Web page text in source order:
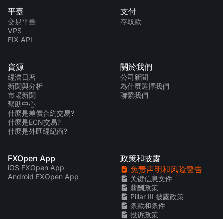
平臺
交易平臺
VPS
FIX API
支付
存取款
資源
經濟日曆
新聞與分析
市場新聞
幫助中心
什麼是差價合約交易?
什麼是ECN交易?
什麼是外匯經紀商?
關於我們
公司新聞
為什麼選擇我們
聯繫我們
FXOpen App
iOS FXOpen App
Android FXOpen App
政策和披露
免责声明和风险警告
关键信息文件
薪酬政策
Pillar III 披露政策
条款和条件
投诉政策